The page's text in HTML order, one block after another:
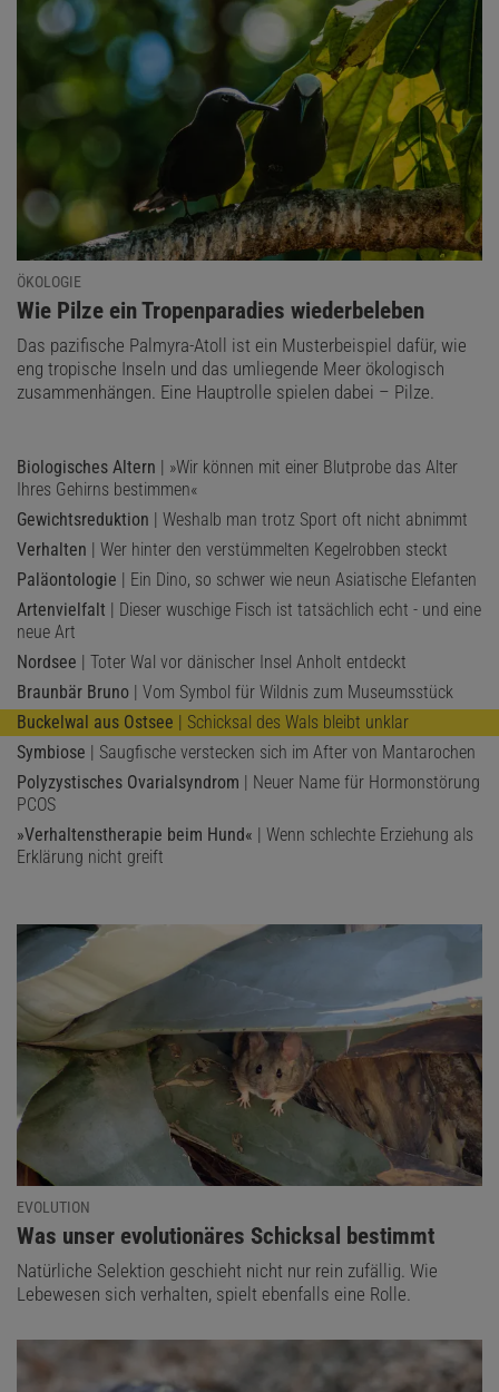
ÖKOLOGIE
:
Wie Pilze ein Tropenparadies wiederbeleben
Das pazifische Palmyra-Atoll ist ein Musterbeispiel dafür, wie
eng tropische Inseln und das umliegende Meer ökologisch
zusammenhängen. Eine Hauptrolle spielen dabei – Pilze.
Biologisches Altern | »Wir können mit einer Blutprobe das Alter
Ihres Gehirns bestimmen«
Gewichtsreduktion | Weshalb man trotz Sport oft nicht abnimmt
Verhalten | Wer hinter den verstümmelten Kegelrobben steckt
Paläontologie | Ein Dino, so schwer wie neun Asiatische Elefanten
Artenvielfalt | Dieser wuschige Fisch ist tatsächlich echt - und eine
neue Art
Nordsee | Toter Wal vor dänischer Insel Anholt entdeckt
Braunbär Bruno | Vom Symbol für Wildnis zum Museumsstück
Buckelwal aus Ostsee | Schicksal des Wals bleibt unklar
Symbiose | Saugfische verstecken sich im After von Mantarochen
Polyzystisches Ovarialsyndrom | Neuer Name für Hormonstörung
PCOS
»Verhaltenstherapie beim Hund« | Wenn schlechte Erziehung als
Erklärung nicht greift
EVOLUTION
:
Was unser evolutionäres Schicksal bestimmt
Natürliche Selektion geschieht nicht nur rein zufällig. Wie
Lebewesen sich verhalten, spielt ebenfalls eine Rolle.